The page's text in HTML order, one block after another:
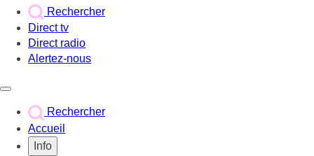
Rechercher
Direct tv
Direct radio
Alertez-nous
Rechercher
Accueil
Info